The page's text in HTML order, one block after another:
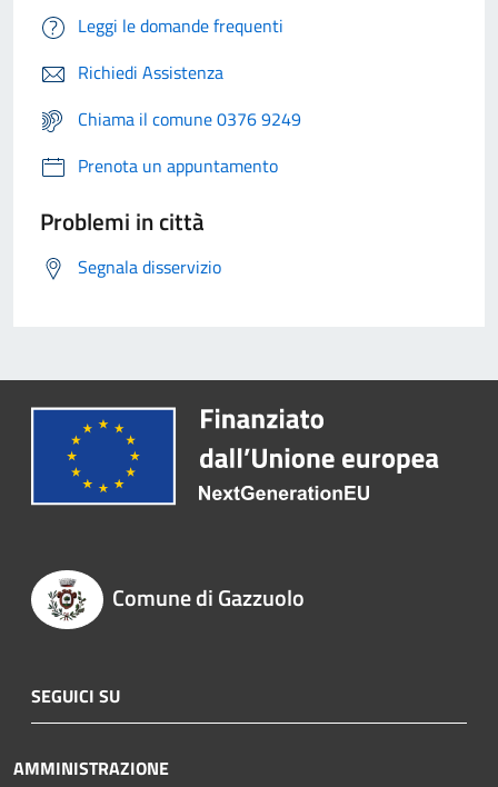
Leggi le domande frequenti
Richiedi Assistenza
Chiama il comune 0376 9249
Prenota un appuntamento
Problemi in città
Segnala disservizio
Comune di Gazzuolo
SEGUICI SU
AMMINISTRAZIONE